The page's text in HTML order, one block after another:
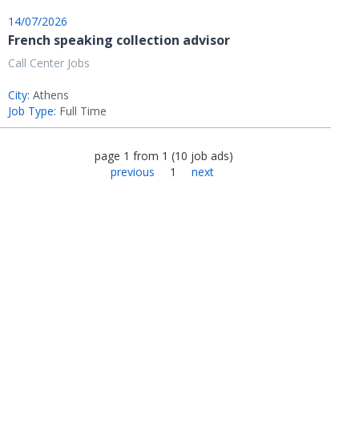
14/07/2026
French speaking collection advisor
Call Center Jobs
City: Athens
Job Type: Full Time
page 1 from 1 (10 job ads)
previous
1 next